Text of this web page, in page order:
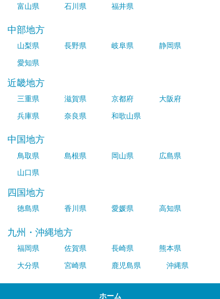
富山県
石川県 福井県
中部地方
山梨県 長野県 岐阜県
静岡県
愛知県
近畿地方
三重県 滋賀県 京都府
大阪府
兵庫県
奈良県 和歌山県
中国地方
鳥取県 島根県 岡山県
広島県
山口県
四国地方
徳島県 香川県 愛媛県 高知県
九州・沖縄地方
福岡県 佐賀県 長崎県
熊本県
大分県
宮崎県 鹿児島県 沖縄県
ホーム